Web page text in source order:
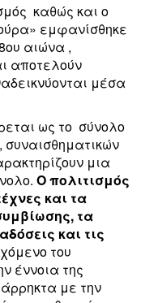
καθώς και ο
εμφανίσθηκε
ου αιώνα ,
αποτελούν
μέσα
ως το σύνολο
συναισθηματικών
μια
Ο πολιτισμός
και τα
τα
και τις
του
έννοια της
με την